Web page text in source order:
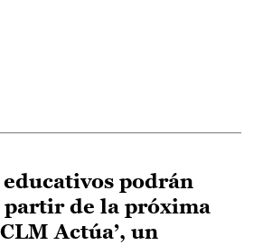
podrán
de la próxima
Actúa’, un